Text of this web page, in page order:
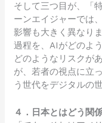
そして三つ目が、「
ーンエイジャーでは
影響も大きく異なり
過程を、AIがどのよ
どのようなリスクが
が、若者の視点に立
う世代をデジタルの
４．日本とはどう関